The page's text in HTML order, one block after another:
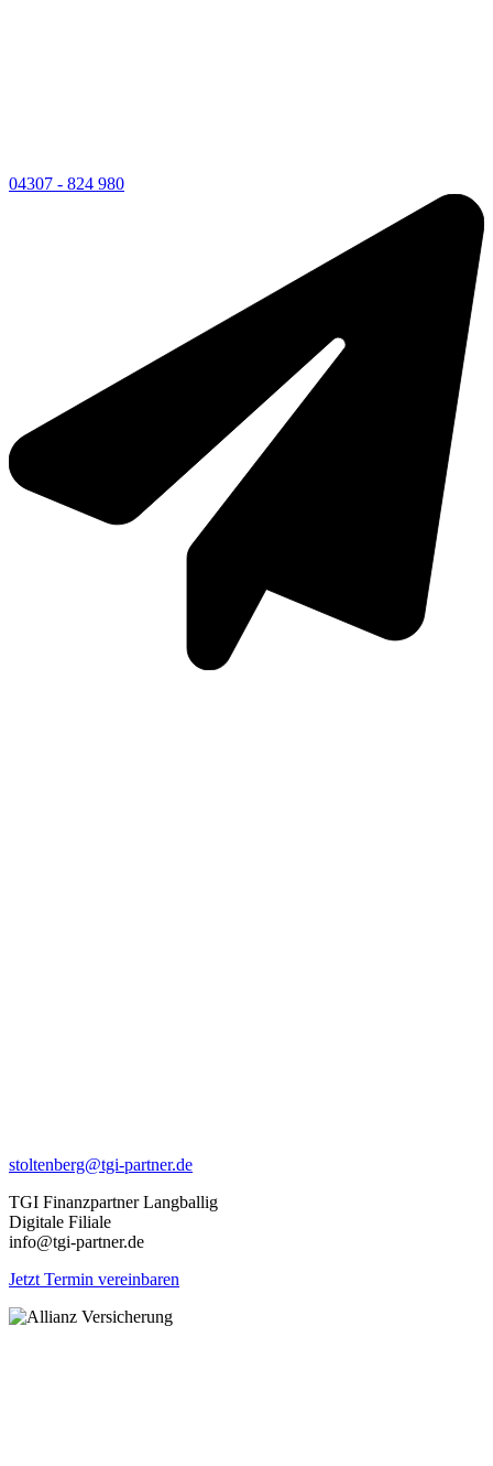
04307 - 824 980
stoltenberg@tgi-partner.de
TGI Finanzpartner Langballig
Digitale Filiale
info@tgi-partner.de
Jetzt Termin vereinbaren